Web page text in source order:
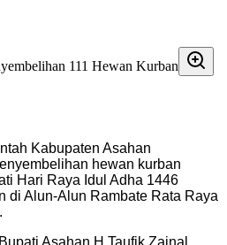
Kabupaten Asahan
hewan kurban
Hari Raya Idul Adha 1446
di Alun-Alun Rambate Rata Raya
Asahan H Taufik Zainal